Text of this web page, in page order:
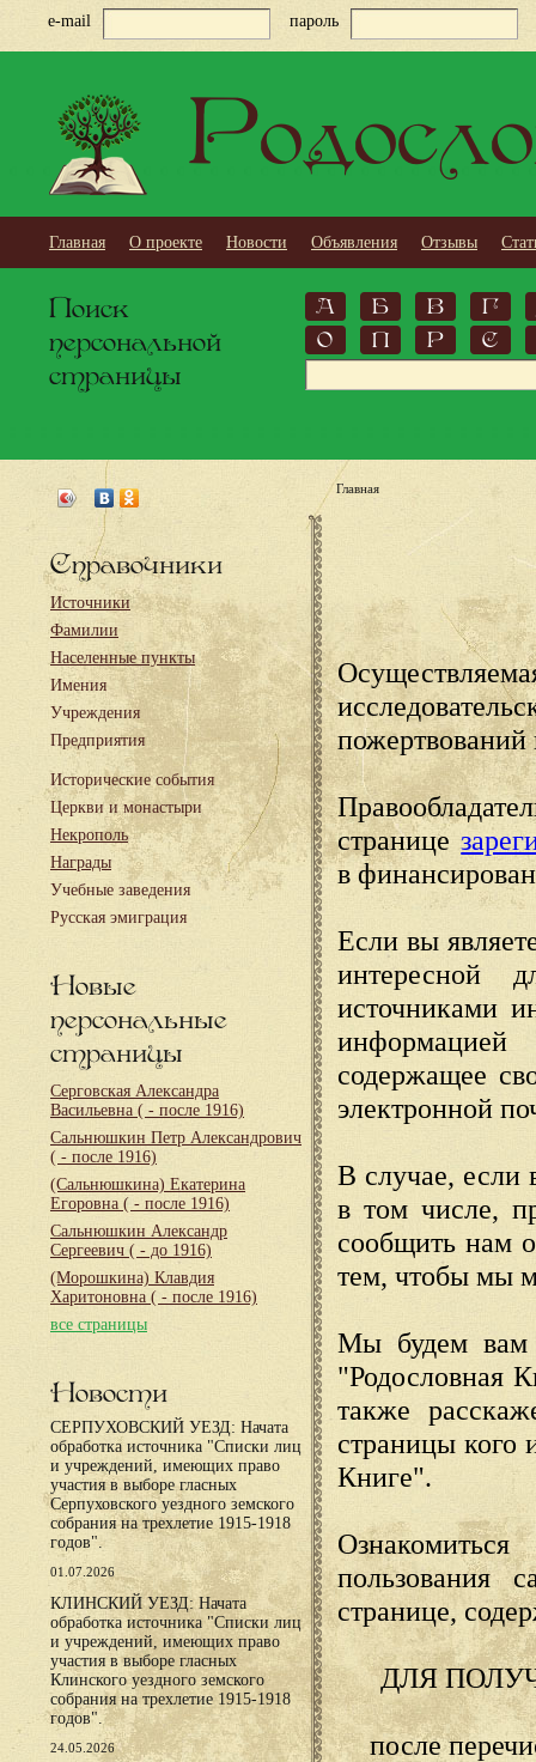
e-mail пароль
Главная О проекте Новости Объявления Отзывы
Поиск
персональной
страницы
А Б В
Г
О
П Р С
Справочники
Источники
Фамилии
Населенные пункты
Имения
Учреждения
Предприятия
Исторические события
Церкви и монастыри
Некрополь
Награды
Учебные заведения
Русская эмиграция
Новые
персональные
страницы
Серговская Александра
Васильевна ( - после 1916)
Сальнюшкин Петр Александрович
( - после 1916)
(Сальнюшкина) Екатерина
Егоровна ( - после 1916)
Сальнюшкин Александр
Сергеевич ( - до 1916)
(Морошкина) Клавдия
Харитоновна ( - после 1916)
все страницы
Новости
СЕРПУХОВСКИЙ УЕЗД: Начата
обработка источника "Списки лиц
и учреждений, имеющих право
участия в выборе гласных
Серпуховского уездного земского
собрания на трехлетие 1915-1918
годов".
01.07.2026
КЛИНСКИЙ УЕЗД: Начата
обработка источника "Списки лиц
и учреждений, имеющих право
участия в выборе гласных
Клинского уездного земского
собрания на трехлетие 1915-1918
годов".
24.05.2026
Главная
пожертвований
странице
в
Если вы
интересной
источниками
содержащее
электронной
В случае, если
в том числе,
сообщить нам
тем, чтобы мы
Мы будем вам
"Родословная
также
страницы кого
Книге".
пользования
странице,
ДЛЯ
после